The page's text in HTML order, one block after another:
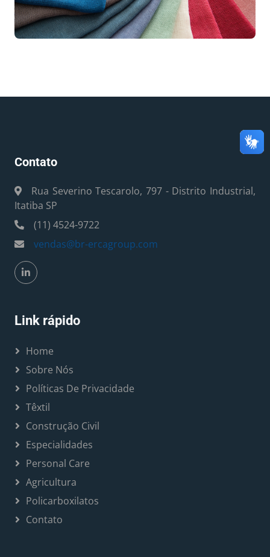
Contato
Rua Severino Tescarolo, 797 - Distrito Industrial,
Itatiba SP
(11) 4524-9722
vendas@br-ercagroup.com
Link rápido
Home
Sobre Nós
Políticas De Privacidade
Têxtil
Construção Civil
Especialidades
Personal Care
Agricultura
Policarboxilatos
Contato